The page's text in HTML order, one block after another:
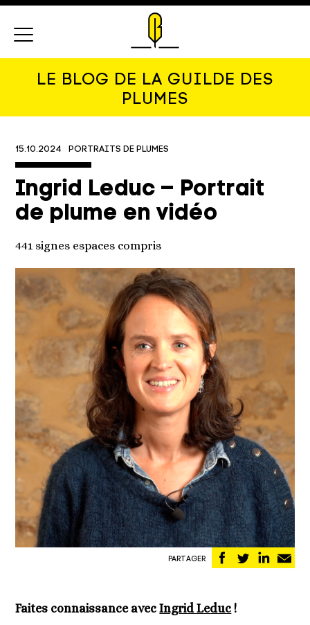
LE BLOG DE LA GUILDE DES
PLUMES
15.10.2024 PORTRAITS DE PLUMES
Ingrid Leduc – Portrait
de plume en vidéo
441 signes espaces compris
PARTAGER
Partager
sur
Partager
sur sur
Faites connaissance avecIngrid Leduc !